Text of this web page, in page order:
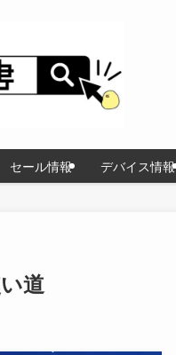
セール情報 デバイス情報
道